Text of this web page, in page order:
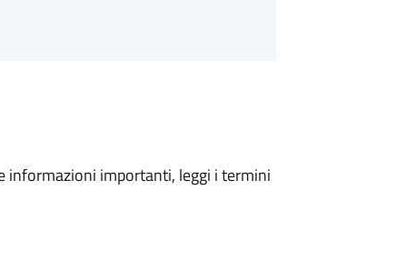
informazioni importanti, leggi i termini